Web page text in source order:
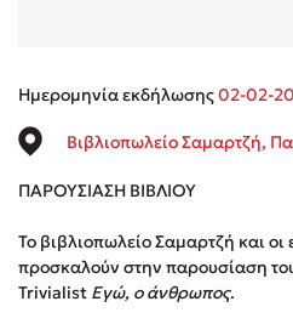
Κώστας
Το λιμάνι μου
Ημερομηνία εκδήλωσης02-02-
Βιβλιοπωλείο Σαμαρτζή,
ΠΑΡΟΥΣΙΑΣΗ ΒΙΒΛΙΟΥ
Το βιβλιοπωλείο Σαμαρτζή και οι
προσκαλούν στην παρουσίαση
Trivialist Εγώ, ο άνθρωπος.